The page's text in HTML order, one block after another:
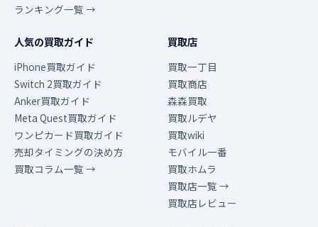
ランキング一覧 →
人気の買取ガイド
iPhone買取ガイド
Switch 2買取ガイド
Anker買取ガイド
Meta Quest買取ガイド
ワンピカード買取ガイド
売却タイミングの決め方
買取コラム一覧 →
買取店
買取一丁目
買取商店
森森買取
買取ルデヤ
買取wiki
モバイル一番
買取ホムラ
買取店一覧 →
買取店レビュー